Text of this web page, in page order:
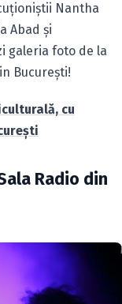
Nantha
Abad şi
galeria foto de la
Bucureşti!
cu
Radio din